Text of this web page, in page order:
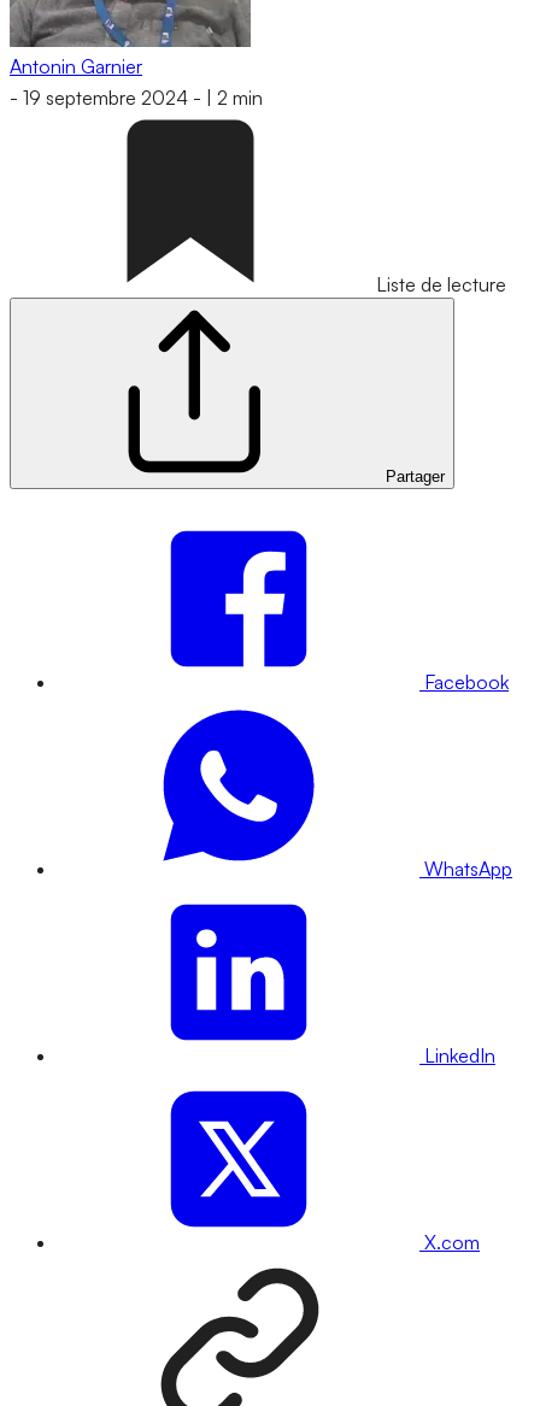
Antonin Garnier
- 19 septembre 2024 - 2 min
Liste de lecture
Partager
Facebook
WhatsApp
LinkedIn
X.com